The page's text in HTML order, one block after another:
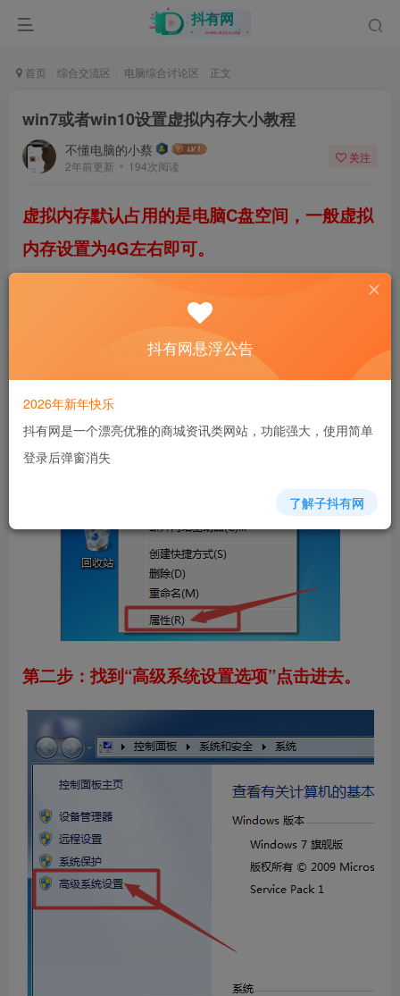
首页 综合交流区 电脑综合讨论区 正文
win7或者win10设置虚拟内存大小教程
不懂电脑的小蔡
2年前更新 194次阅读
关注
虚拟内存默认占用的是电脑C盘空间，一般虚拟
内存设置为4G左右即可。
第一步：在桌面上找到“计算机”图标右键点击，
第二步：找到“高级系统设置选项”点击进去。
抖有网悬浮公告
2026年新年快乐
抖有网是一个漂亮优雅的商城资讯类网站，功能强大，使用简单
登录后弹窗消失
了解子抖有网